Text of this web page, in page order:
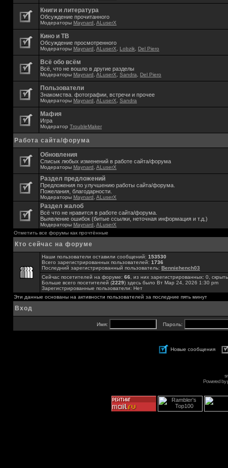
Книги и литература
Обсуждение прочитанного
Модераторы Maynard ALuserX
Кино и ТВ
Обсуждение просмотренного
Модераторы Maynard ALuserX Lobzik Del Piero
Всё обо всём
Всё, что не вошло в другие разделы
Модераторы Maynard ALuserX Sandra Del Piero
Пользователи
Знакомства. фотографии, встречи и прочее
Модераторы Maynard ALuserX Sandra
Мафия
Игра
Модератор TroubleMaker
Работа сайта/форума
Обновления
Списык любых изменений в работе сайта/форума
Модераторы Maynard ALuserX
Раздел предложений
Предложения по улучшению работы сайта/форума.
Пожелания, благодарности.
Модераторы Maynard ALuserX
Раздел жалоб
Всё что не нравится в работе сайта/форума.
Выявление ошибок (битые ссылки, неточная информация и т.д.)
Модераторы Maynard ALuserX
Отметить все форумы как прочтённые
Кто сейчас на форуме
Наши пользователи оставили сообщений: 153530
Всего зарегистрированных пользователей: 1736
Последний зарегистрированный пользователь: Benniehench03
Сейчас посетителей на форуме: 66 , из них зарегистрированных: 0,
Больше всего посетителей (2229) здесь было Вт Мар 24, 2026 1:30 pm
Зарегистрированные пользователи: Нет
Эти данные основаны на активности пользователей за последние пять минут
Вход
Имя: Пароль:
Новые сообщения
Powered by